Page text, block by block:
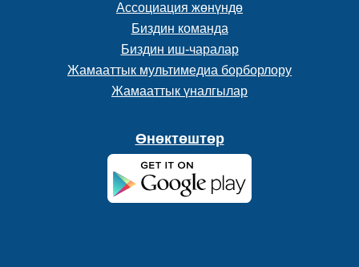
Ассоциация жөнүндө
Биздин команда
Биздин иш-чаралар
Жамааттык мультимедиа борборлору
Жамааттык үналгылар
Өнөктөштөр